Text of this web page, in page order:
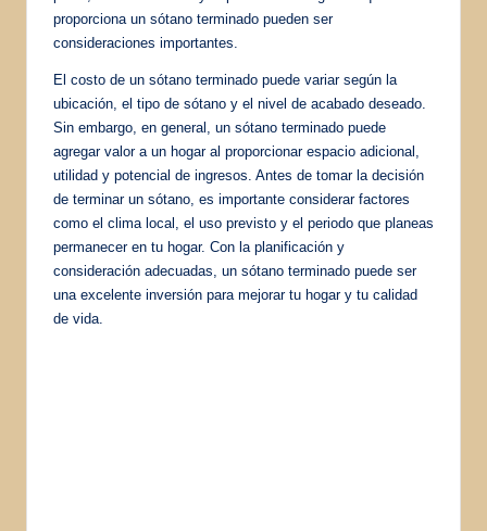
proporciona un sótano terminado pueden ser
consideraciones importantes.
El costo de un sótano terminado puede variar según la
ubicación, el tipo de sótano y el nivel de acabado deseado.
Sin embargo, en general, un sótano terminado puede
agregar valor a un hogar al proporcionar espacio adicional,
utilidad y potencial de ingresos. Antes de tomar la decisión
de terminar un sótano, es importante considerar factores
como el clima local, el uso previsto y el periodo que planeas
permanecer en tu hogar. Con la planificación y
consideración adecuadas, un sótano terminado puede ser
una excelente inversión para mejorar tu hogar y tu calidad
de vida.